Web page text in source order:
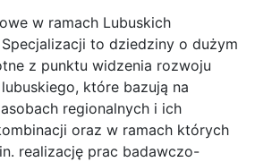
w ramach Lubuskich
to dziedziny o dużym
z punktu widzenia rozwoju
które bazują na
regionalnych i ich
oraz w ramach których
realizację prac badawczo-